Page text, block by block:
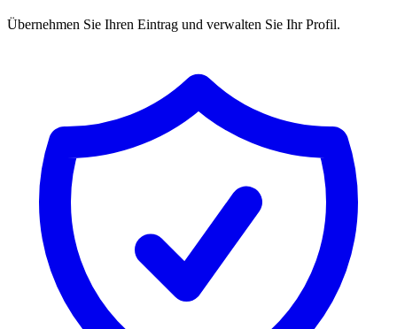
Übernehmen Sie Ihren Eintrag und verwalten Sie Ihr Profil.